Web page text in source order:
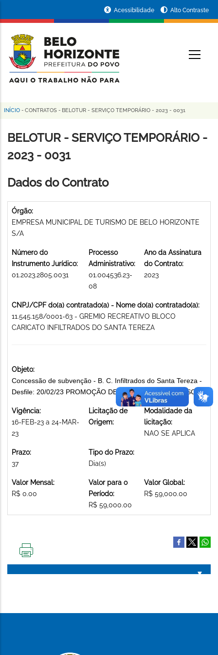
conteúdo
principal
da
Prefeitura
de
Horizonte
Acessibilidade Alto Contraste
Trilha
de
navegação
INÍCIO - CONTRATOS - BELOTUR - SERVIÇO TEMPORÁRIO - 2023 - 0031
BELOTUR - SERVIÇO TEMPORÁRIO -
2023 - 0031
Dados do Contrato
Órgão:
EMPRESA MUNICIPAL DE TURISMO DE BELO HORIZONTE
S/A
Número do
Instrumento Jurídico:
01.2023.2805.0031
Processo
Administrativo:
01.004536.23-
08
Ano da Assinatura
do Contrato:
2023
CNPJ/CPF do(a) contratado(a) - Nome do(a) contratado(a):
11.545.158/0001-63 - GREMIO RECREATIVO BLOCO
CARICATO INFILTRADOS DO SANTA TEREZA
Objeto:
Concessão de subvenção - B. C. Infiltrados do Santa Tereza -
Desfile: 20/02/23 PROMOÇÃO DE FESTAS CARNAVALESCAS
Vigência:
16-FEB-23 a 24-MAR-
23
Licitação de
Origem:
Modalidade da
licitação:
NAO SE APLICA
Prazo:
37
Tipo do Prazo:
Dia(s)
Valor Mensal:
R$ 0.00
Valor para o
Período:
R$ 59,000.00
Valor Global:
R$ 59,000.00
PÁGINA